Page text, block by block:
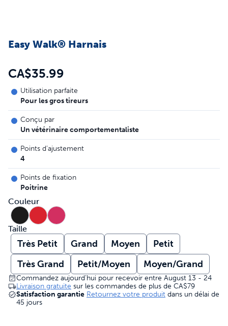
Easy Walk® Harnais
CA$35.99
Utilisation parfaite
Pour les gros tireurs
Conçu par
Un vétérinaire comportementaliste
Points d’ajustement
4
Points de fixation
Poitrine
Couleur
Taille
Très Petit Grand Moyen
Petit
Très Grand
Petit/Moyen Moyen/Grand
Commandez aujourd’hui pour recevoir entre August 13 - 24
Livraison gratuite sur les commandes de plus de CA$79
Satisfaction garantie Retournez votre produit dans un délai de
45 jours